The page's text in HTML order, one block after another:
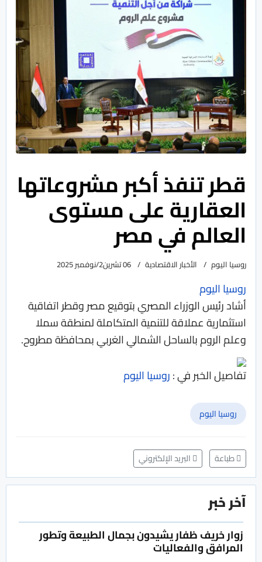
قطر تنفذ أكبر مشروعاتها
العقارية على مستوى
العالم في مصر
روسيا اليوم الأخبار الاقتصادية 06 تشرين2/نوفمبر 2025
روسيا اليوم
أشاد رئيس الوزراء المصري بتوقيع مصر وقطر اتفاقية
استثمارية عملاقة للتنمية المتكاملة لمنطقة سملا
وعلم الروم بالساحل الشمالي الغربي بمحافظة مطروح.
تفاصيل الخبر في :روسيا اليوم
روسيا اليوم
طباعة البريد الإلكتروني
آخر خبر
زوار خريف ظفار يشيدون بجمال الطبيعة وتطور
المرافق والفعاليات